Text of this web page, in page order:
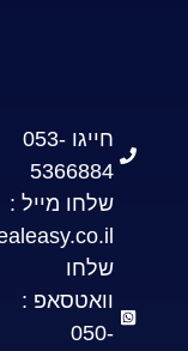
חייגו 053-
5366884
שלחו מייל :
שלחו
וואטסאפ :
050-